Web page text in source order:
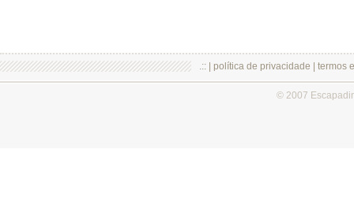
.:: | política de privacidade termos
© 2007